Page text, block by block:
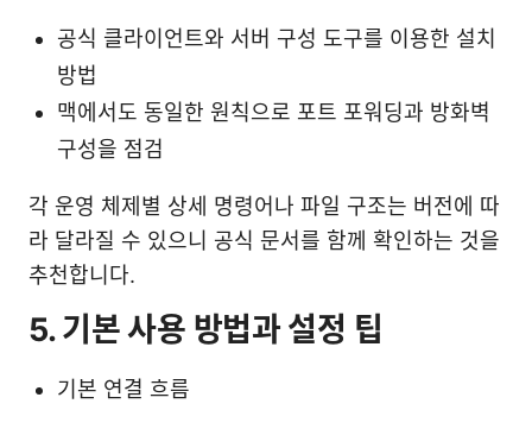
공식 클라이언트와 서버 구성 도구를 이용한 설치
방법
맥에서도 동일한 원칙으로 포트 포워딩과 방화벽
구성을 점검
각 운영 체제별 상세 명령어나 파일 구조는 버전에 따
라 달라질 수 있으니 공식 문서를 함께 확인하는 것을
추천합니다.
5. 기본 사용 방법과 설정 팁
기본 연결 흐름